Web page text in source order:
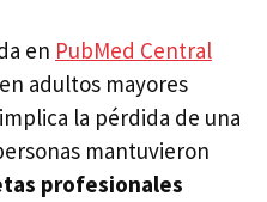
en PubMed Central
adultos mayores
la pérdida de una
mantuvieron
profesionales